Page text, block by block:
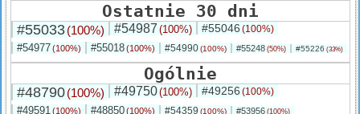
Ostatnie 30 dni
#55033(100%) #54987 (100%) #55046 (100%)
#54977(100%) #55018(100%) #54990(100%) #55248 (50%) #55226 (33%)
Ogólnie
#48790(100%) #49750(100%) #49256 (100%)
#49591(100%) #48850(100%) #54359 (100%) #53956 (100%)